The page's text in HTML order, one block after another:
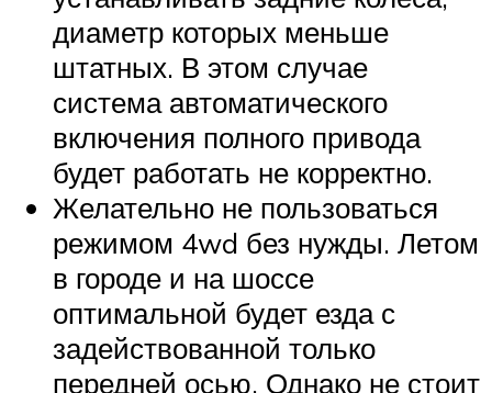
диаметр которых меньше
штатных. В этом случае
система автоматического
включения полного привода
будет работать не корректно.
Желательно не пользоваться
режимом 4wd без нужды. Летом
в городе и на шоссе
оптимальной будет езда с
задействованной только
передней осью. Однако не стоит